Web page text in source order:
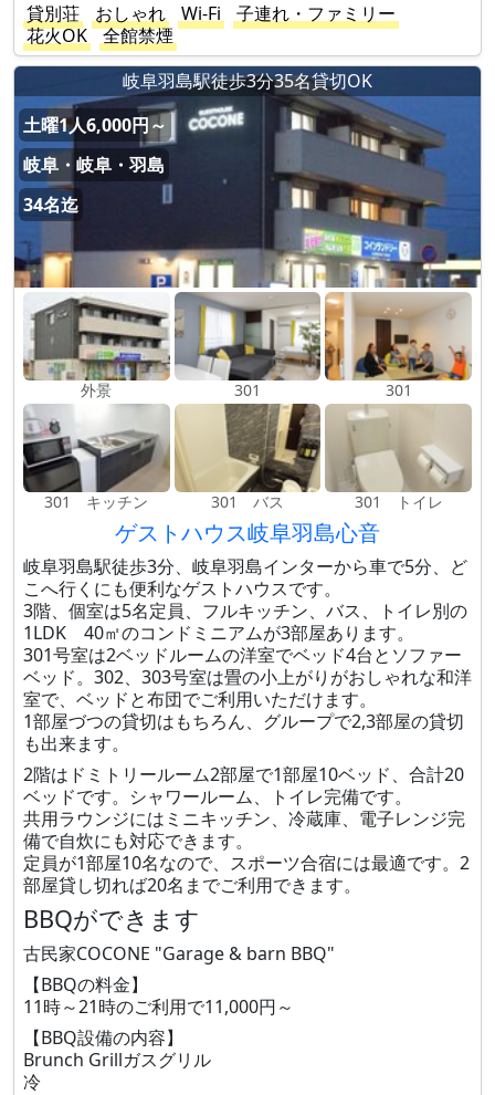
貸別荘
おしゃれ Wi-Fi
子連れ・ファミリー
花火OK
全館禁煙
岐阜羽島駅徒歩3分35名貸切OK
土曜1人6,000円～
岐阜・岐阜・羽島
34名迄
外景 301 301
301 キッチン 301 バス 301 トイレ
ゲストハウス岐阜羽島心音
岐阜羽島駅徒歩3分、岐阜羽島インターから車で5分、ど
こへ行くにも便利なゲストハウスです。
3階、個室は5名定員、フルキッチン、バス、トイレ別の
1LDK 40㎡のコンドミニアムが3部屋あります。
301号室は2ベッドルームの洋室でベッド4台とソファー
ベッド。302、303号室は畳の小上がりがおしゃれな和洋
室で、ベッドと布団でご利用いただけます。
1部屋づつの貸切はもちろん、グループで2,3部屋の貸切
も出来ます。
2階はドミトリールーム2部屋で1部屋10ベッド、合計20
ベッドです。シャワールーム、トイレ完備です。
共用ラウンジにはミニキッチン、冷蔵庫、電子レンジ完
備で自炊にも対応できます。
定員が1部屋10名なので、スポーツ合宿には最適です。2
部屋貸し切れば20名までご利用できます。
BBQができます
古民家COCONE "Garage & barn BBQ"
【BBQの料金】
11時～21時のご利用で11,000円～
【BBQ設備の内容】
Brunch Grillガスグリル
冷